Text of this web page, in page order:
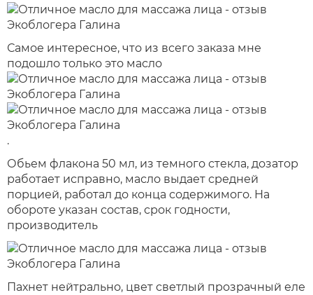
Самое интересное, что из всего заказа мне
подошло только это масло
.
Обьем флакона 50 мл, из темного стекла, дозатор
работает исправно, масло выдает средней
порцией, работал до конца содержимого. На
обороте указан состав, срок годности,
производитель
Пахнет нейтрально, цвет светлый прозрачный еле